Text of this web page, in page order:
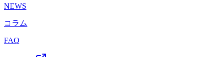
NEWS
コラム
FAQ